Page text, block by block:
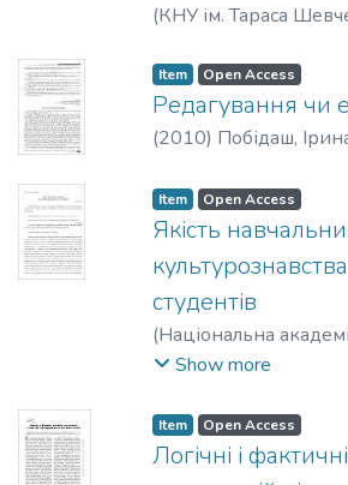
(КНУ ім. Тараса
Item Open Access
Редагування чи
(2010) Побідаш,
Item Open Access
Якість
студентів
(Національна
культури і мистецтв
Show more
Item Open Access
Логічні і